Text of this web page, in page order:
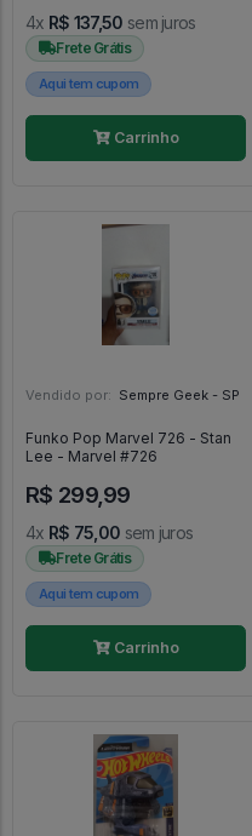
4x R$ 137,50 sem juros
Frete Grátis
Aqui tem cupom
Carrinho
Vendido por: Sempre Geek - SP
Funko Pop Marvel 726 - Stan
Lee - Marvel #726
R$ 299,99
4x R$ 75,00 sem juros
Frete Grátis
Aqui tem cupom
Carrinho